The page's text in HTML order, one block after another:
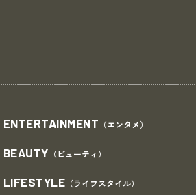
ENTERTAINMENT （エンタメ）
BEAUTY （ビューティ）
LIFESTYLE （ライフスタイル）